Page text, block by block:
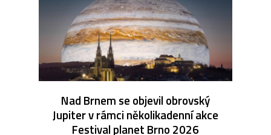
Nad Brnem se objevil obrovský
Jupiter v rámci několikadenní akce
Festival planet Brno 2026